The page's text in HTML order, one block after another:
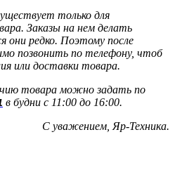
только для
Заказы на нем делать
редко. Поэтому после
позвонить по телефону, чтоб
или доставки товара.
товара можно задать по
в будни с 11:00 до 16:00.
С уважением, Яр-Техника.